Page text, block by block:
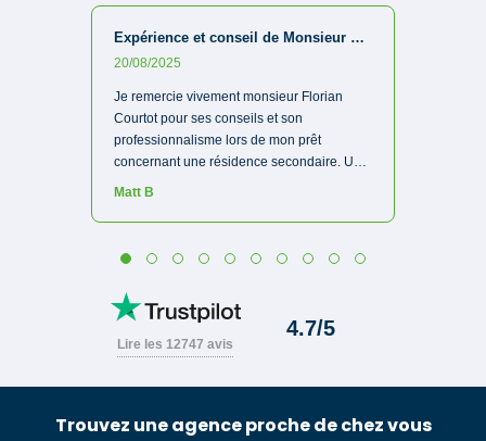
Trouvez une agence proche de chez vous